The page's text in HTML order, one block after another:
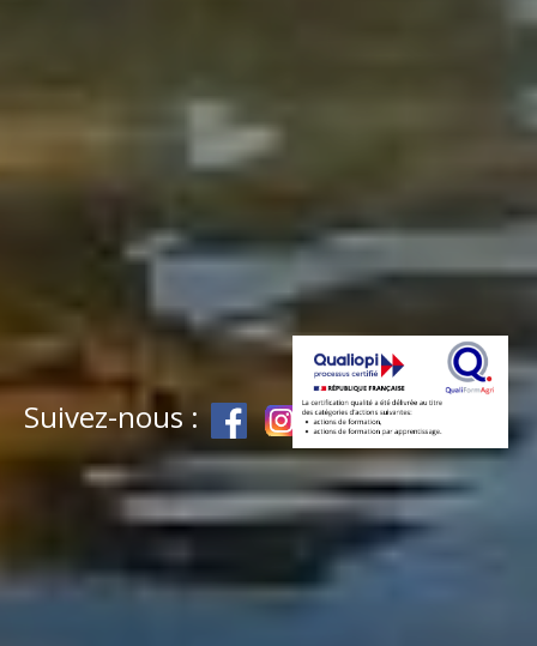
Suivez-nous :